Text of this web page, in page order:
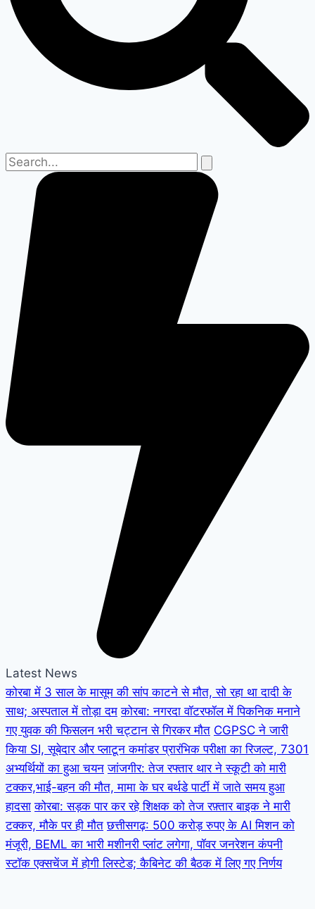
Latest News
कोरबा में 3 साल के मासूम की सांप काटने से मौत, सो रहा था दादी के
साथ; अस्पताल में तोड़ा दम कोरबा: नगरदा वॉटरफॉल में पिकनिक मनाने
गए युवक की फिसलन भरी चट्टान से गिरकर मौत CGPSC ने जारी
किया SI, सूबेदार और प्लाटून कमांडर प्रारंभिक परीक्षा का रिजल्ट, 7301
अभ्यर्थियों का हुआ चयन जांजगीर: तेज रफ्तार थार ने स्कूटी को मारी
टक्कर,भाई-बहन की मौत, मामा के घर बर्थडे पार्टी में जाते समय हुआ
हादसा कोरबा: सड़क पार कर रहे शिक्षक को तेज रफ़्तार बाइक ने मारी
टक्कर, मौके पर ही मौत छत्तीसगढ़: 500 करोड़ रुपए के AI मिशन को
मंजूरी, BEML का भारी मशीनरी प्लांट लगेगा, पॉवर जनरेशन कंपनी
स्टॉक एक्सचेंज में होगी लिस्टेड; कैबिनेट की बैठक में लिए गए निर्णय